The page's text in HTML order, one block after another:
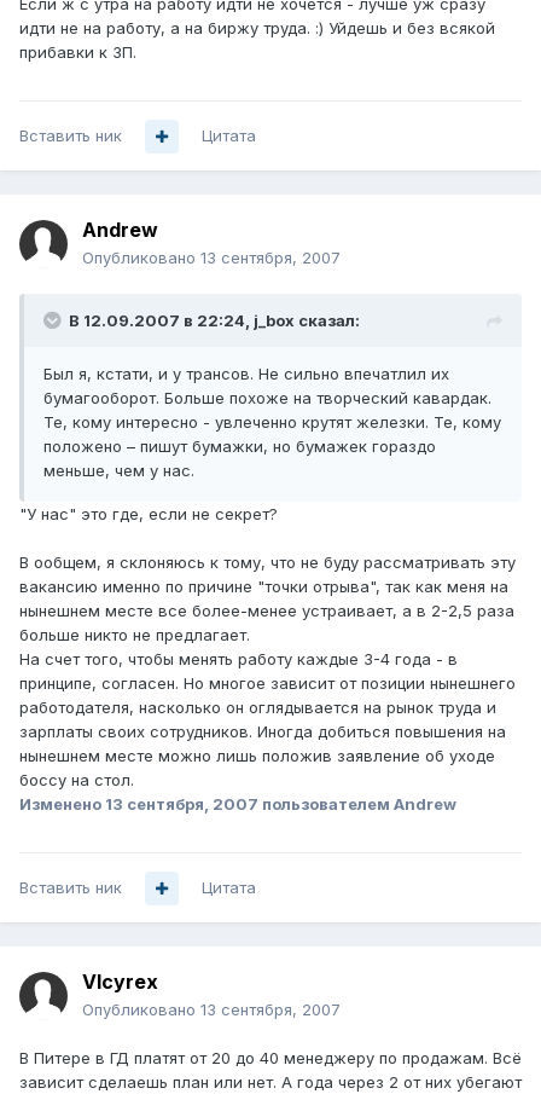
Если ж с утра на работу идти не хочется - лучше уж сразу
идти не на работу, а на биржу труда. :) Уйдешь и без всякой
прибавки к ЗП.
Вставить ник Цитата
Andrеw
Опубликовано 13 сентября, 2007
В 12.09.2007 в 22:24, j_box сказал:
Был я, кстати, и у трансов. Не сильно впечатлил их
бумагооборот. Больше похоже на творческий кавардак.
Те, кому интересно - увлеченно крутят железки. Те, кому
положено – пишут бумажки, но бумажек гораздо
меньше, чем у нас.
"У нас" это где, если не секрет?
В ообщем, я склоняюсь к тому, что не буду рассматривать эту
вакансию именно по причине "точки отрыва", так как меня на
нынешнем месте все более-менее устраивает, а в 2-2,5 раза
больше никто не предлагает.
На счет того, чтобы менять работу каждые 3-4 года - в
принципе, согласен. Но многое зависит от позиции нынешнего
работодателя, насколько он оглядывается на рынок труда и
зарплаты своих сотрудников. Иногда добиться повышения на
нынешнем месте можно лишь положив заявление об уходе
боссу на стол.
Изменено 13 сентября, 2007 пользователем Andrеw
Вставить ник Цитата
Vlcyrex
Опубликовано 13 сентября, 2007
В Питере в ГД платят от 20 до 40 менеджеру по продажам. Всё
зависит сделаешь план или нет. А года через 2 от них убегают